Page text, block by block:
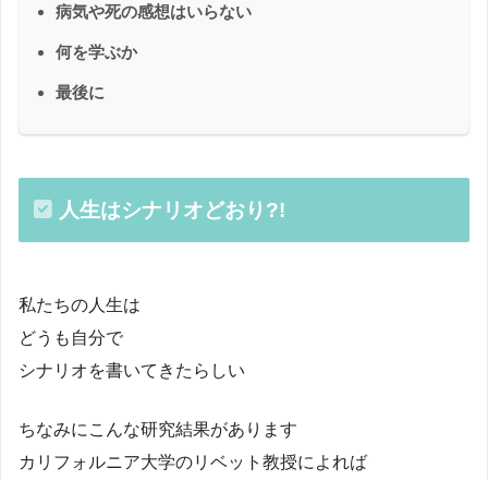
病気や死の感想はいらない
何を学ぶか
最後に
人生はシナリオどおり?!
私たちの人生は
どうも自分で
シナリオを書いてきたらしい
ちなみにこんな研究結果があります
カリフォルニア大学のリベット教授によれば